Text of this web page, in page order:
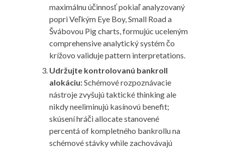
maximálnu účinnosť pokiaľ analyzovaný
popri Veľkým Eye Boy, Small Road a
Švábovou Pig charts, formujúc uceleným
comprehensive analytický systém čo
krížovo validuje pattern interpretations.
Udržujte kontrolovanú bankroll
alokáciu:Schémové rozpoznávacie
nástroje zvyšujú taktické thinking ale
nikdy neeliminujú kasínovú benefit;
skúsení hráči allocate stanovené
percentá of kompletného bankrollu na
schémové stávky while zachovávajú